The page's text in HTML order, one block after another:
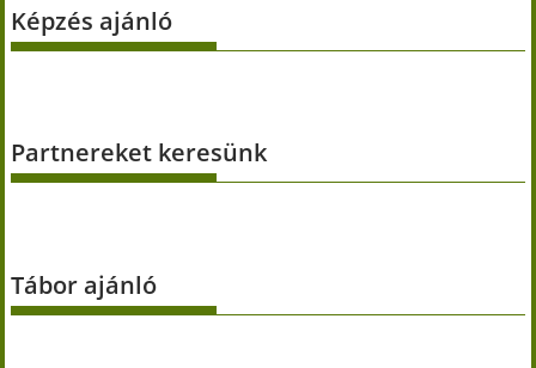
Képzés ajánló
Partnereket keresünk
Tábor ajánló